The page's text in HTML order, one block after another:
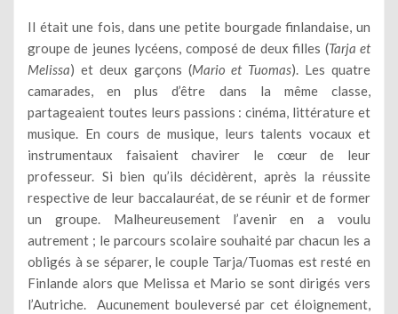
Il était une fois, dans une petite bourgade finlandaise, un
groupe de jeunes lycéens, composé de deux filles (Tarja et
Melissa) et deux garçons (Mario et Tuomas). Les quatre
camarades, en plus d’être dans la même classe,
partageaient toutes leurs passions : cinéma, littérature et
musique. En cours de musique, leurs talents vocaux et
instrumentaux faisaient chavirer le cœur de leur
professeur. Si bien qu’ils décidèrent, après la réussite
respective de leur baccalauréat, de se réunir et de former
un groupe. Malheureusement l’avenir en a voulu
autrement ; le parcours scolaire souhaité par chacun les a
obligés à se séparer, le couple Tarja/Tuomas est resté en
Finlande alors que Melissa et Mario se sont dirigés vers
l’Autriche. Aucunement bouleversé par cet éloignement,